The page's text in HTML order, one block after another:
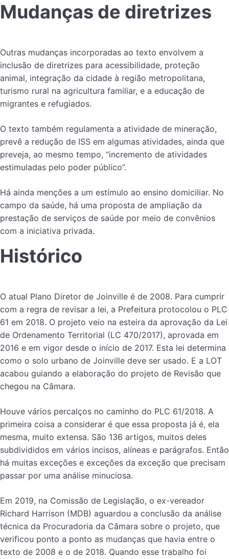
Mudanças de diretrizes
Outras mudanças incorporadas ao texto envolvem a
inclusão de diretrizes para acessibilidade, proteção
animal, integração da cidade à região metropolitana,
turismo rural na agricultura familiar, e a educação de
migrantes e refugiados.
O texto também regulamenta a atividade de mineração,
prevê a redução de ISS em algumas atividades, ainda que
preveja, ao mesmo tempo, “incremento de atividades
estimuladas pelo poder público”.
Há ainda menções a um estímulo ao ensino domiciliar. No
campo da saúde, há uma proposta de ampliação da
prestação de serviços de saúde por meio de convênios
com a iniciativa privada.
Histórico
O atual Plano Diretor de Joinville é de 2008. Para cumprir
com a regra de revisar a lei, a Prefeitura protocolou o PLC
61 em 2018. O projeto veio na esteira da aprovação da Lei
de Ordenamento Territorial (LC 470/2017), aprovada em
2016 e em vigor desde o início de 2017. Esta lei determina
como o solo urbano de Joinville deve ser usado. E a LOT
acabou guiando a elaboração do projeto de Revisão que
chegou na Câmara.
Houve vários percalços no caminho do PLC 61/2018. A
primeira coisa a considerar é que essa proposta já é, ela
mesma, muito extensa. São 136 artigos, muitos deles
subdivididos em vários incisos, alíneas e parágrafos. Então
há muitas exceções e exceções da exceção que precisam
passar por uma análise minuciosa.
Em 2019, na Comissão de Legislação, o ex-vereador
Richard Harrison (MDB) aguardou a conclusão da análise
técnica da Procuradoria da Câmara sobre o projeto, que
verificou ponto a ponto as mudanças que havia entre o
texto de 2008 e o de 2018. Quando esse trabalho foi